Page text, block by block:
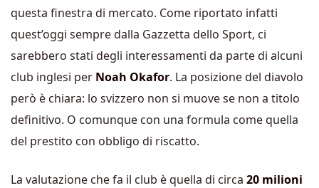
questa finestra di mercato. Come riportato infatti
quest’oggi sempre dalla Gazzetta dello Sport, ci
sarebbero stati degli interessamenti da parte di alcuni
club inglesi per Noah Okafor. La posizione del diavolo
però è chiara: lo svizzero non si muove se non a titolo
definitivo. O comunque con una formula come quella
del prestito con obbligo di riscatto.
La valutazione che fa il club è quella di circa 20 milioni